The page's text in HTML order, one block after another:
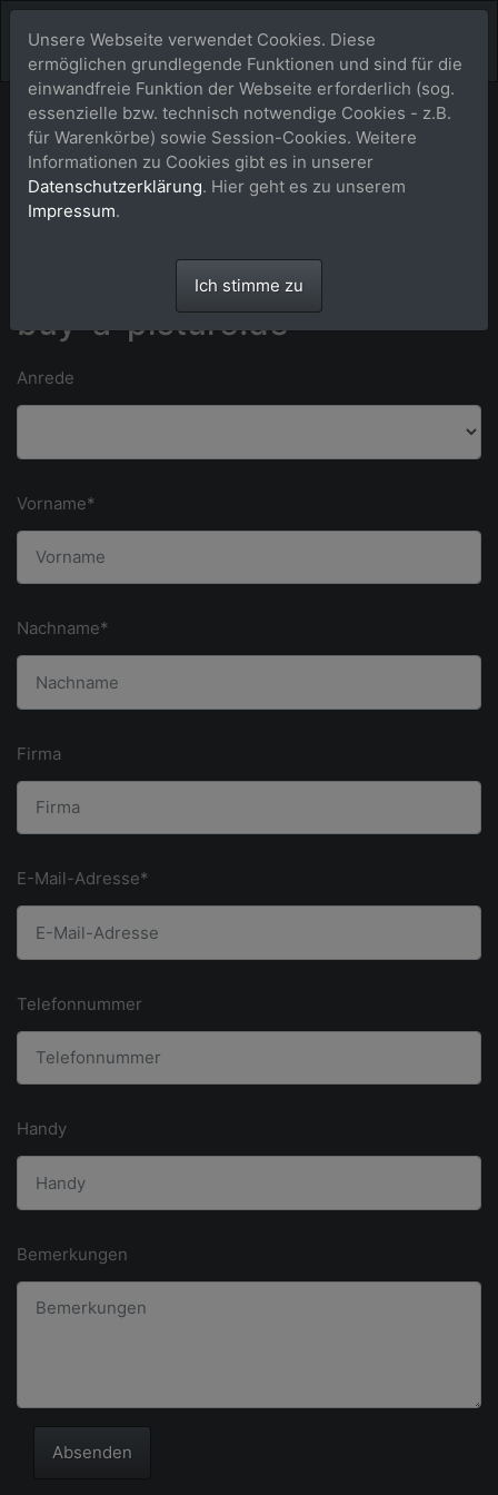
Bitte Kontaktdaten eintragen und auf [absenden] klicken.
*) Felder mit einem Stern dürfen nicht leer bleiben. **) Wir bitten um
Verständnis dafür, dass wir ausschließlich an Kunden in Deutschland
Anfrage an das Team von
buy-a-picture.de
Anrede
Vorname*
Nachname*
Firma
E-Mail-Adresse*
Telefonnummer
Handy
Bemerkungen
Absenden
Unsere Webseite verwendet Cookies. Diese
ermöglichen grundlegende Funktionen und sind für die
einwandfreie Funktion der Webseite erforderlich (sog.
essenzielle bzw. technisch notwendige Cookies - z.B.
für Warenkörbe) sowie Session-Cookies. Weitere
Informationen zu Cookies gibt es in unserer
Datenschutzerklärung. Hier geht es zu unserem
Impressum.
Ich stimme zu